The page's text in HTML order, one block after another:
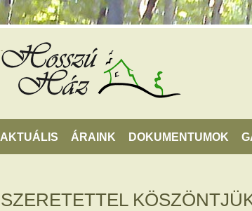
AKTUÁLIS ÁRAINK DOKUMENTUMOK
SZERETETTEL